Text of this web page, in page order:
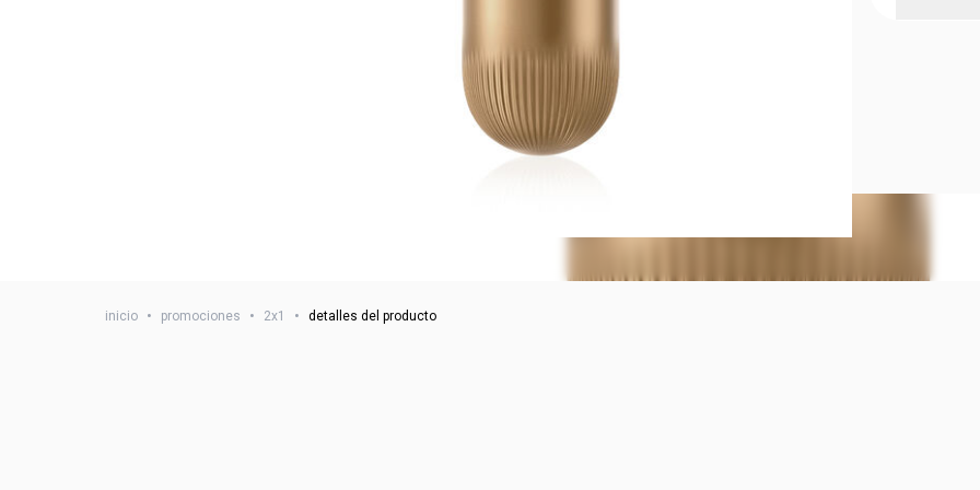
inicio • promociones • 2x1 • detalles del producto